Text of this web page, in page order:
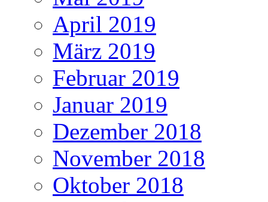
April 2019
März 2019
Februar 2019
Januar 2019
Dezember 2018
November 2018
Oktober 2018